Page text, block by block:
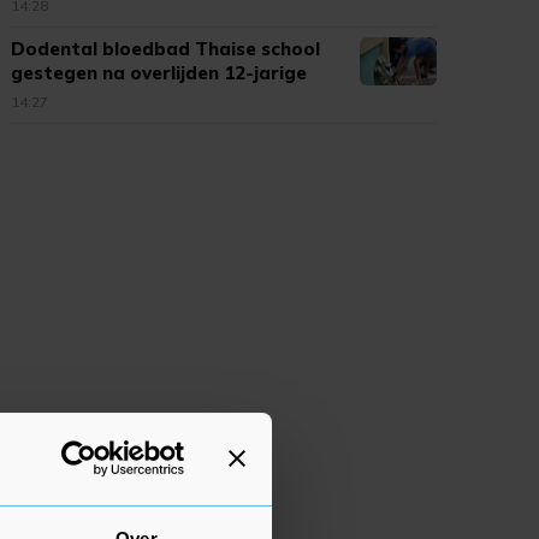
14:28
Dodental bloedbad Thaise school
gestegen na overlijden 12-jarige
14:27